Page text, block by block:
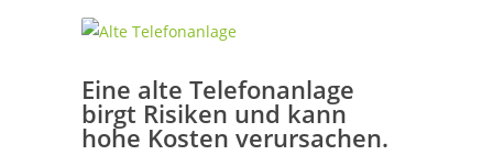
Eine alte Telefonanlage
birgt Risiken und kann
hohe Kosten verursachen.